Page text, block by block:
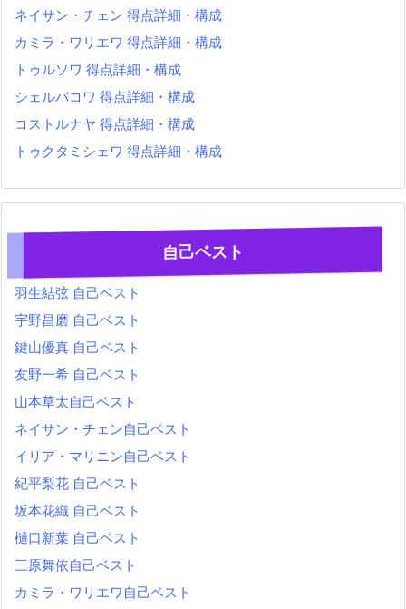
ネイサン・チェン 得点詳細・構成
カミラ・ワリエワ 得点詳細・構成
トゥルソワ 得点詳細・構成
シェルバコワ 得点詳細・構成
コストルナヤ 得点詳細・構成
トゥクタミシェワ 得点詳細・構成
自己ベスト
羽生結弦 自己ベスト
宇野昌磨 自己ベスト
鍵山優真 自己ベスト
友野一希 自己ベスト
山本草太自己ベスト
ネイサン・チェン自己ベスト
イリア・マリニン自己ベスト
紀平梨花 自己ベスト
坂本花織 自己ベスト
樋口新葉 自己ベスト
三原舞依自己ベスト
カミラ・ワリエワ自己ベスト